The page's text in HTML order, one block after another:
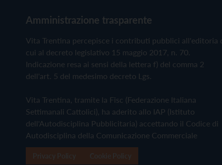
Amministrazione trasparente
Vita Trentina percepisce i contributi pubblici all'editoria
cui al decreto legislativo 15 maggio 2017, n. 70.
Indicazione resa ai sensi della lettera f) del comma 2
dell'art. 5 del medesimo decreto Lgs.
Vita Trentina, tramite la Fisc (Federazione Italiana
Settimanali Cattolici), ha aderito allo IAP (Istituto
dell'Autodisciplina Pubblicitaria) accettando il Codice di
Autodisciplina della Comunicazione Commerciale